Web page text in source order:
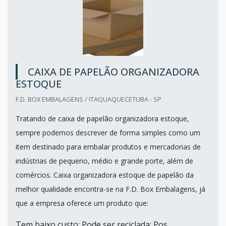
CAIXA DE PAPELÃO ORGANIZADORA
ESTOQUE
F.D. BOX EMBALAGENS / ITAQUAQUECETUBA - SP
Tratando de caixa de papelão organizadora estoque,
sempre podemos descrever de forma simples como um
item destinado para embalar produtos e mercadorias de
indústrias de pequeno, médio e grande porte, além de
comércios. Caixa organizadora estoque de papelão da
melhor qualidade encontra-se na F.D. Box Embalagens, já
que a empresa oferece um produto que: